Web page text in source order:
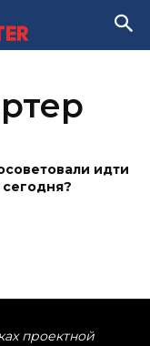
идти
проектной